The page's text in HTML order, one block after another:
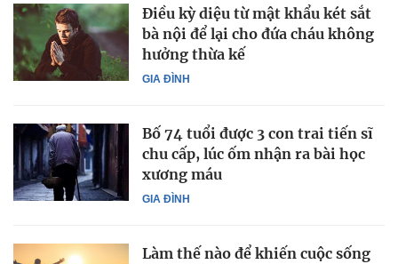
GIA ĐÌNH
Điều kỳ diệu từ mật khẩu két sắt
bà nội để lại cho đứa cháu không
hưởng thừa kế
GIA ĐÌNH
Bố 74 tuổi được 3 con trai tiến sĩ
chu cấp, lúc ốm nhận ra bài học
xương máu
Làm thế nào để khiến cuộc sống